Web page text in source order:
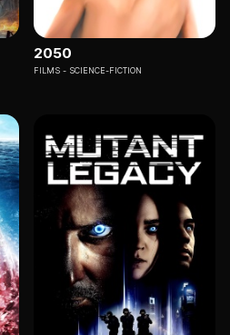
2050
FILMS SCIENCE-FICTION